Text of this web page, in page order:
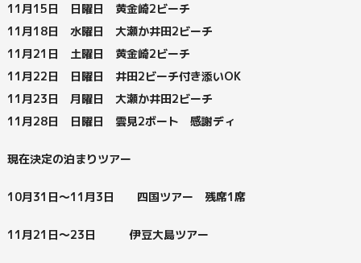
11月15日 日曜日 黄金崎2ビーチ
11月18日 水曜日 大瀬か井田2ビーチ
11月21日 土曜日 黄金崎2ビーチ
11月22日 日曜日 井田2ビーチ付き添いOK
11月23日 月曜日 大瀬か井田2ビーチ
11月28日 日曜日 雲見2ボート 感謝ディ
現在決定の泊まりツアー
10月31日～11月3日 四国ツアー 残席1席
11月21日～23日 伊豆大島ツアー